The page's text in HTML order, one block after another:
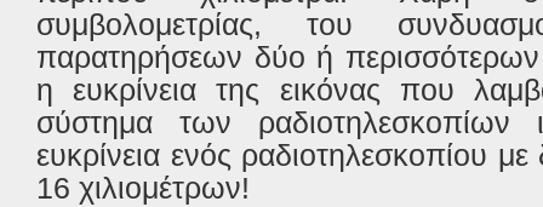
συμβολομετρίας, του
παρατηρήσεων δύο ή περισσότερων
η ευκρίνεια της εικόνας που
σύστημα των ραδιοτηλεσκοπίων
ευκρίνεια ενός ραδιοτηλεσκοπίου
16 χιλιομέτρων!